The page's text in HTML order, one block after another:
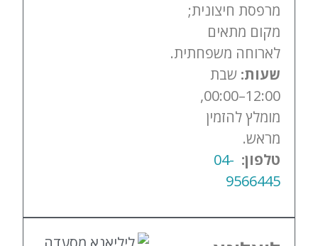
מרפסת חיצונית;
מקום מתאים
לארוחה משפחתית.
שעות: שבת
12:00–00:00,
מומלץ להזמין
מראש.
טלפון: 04-
9566445